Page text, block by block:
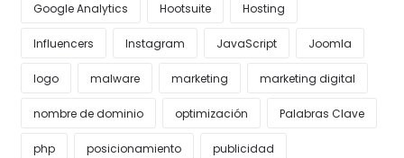
Google Analytics Hootsuite Hosting
Influencers Instagram JavaScript Joomla
logo malware marketing marketing digital
nombre de dominio optimización Palabras Clave
php posicionamiento publicidad